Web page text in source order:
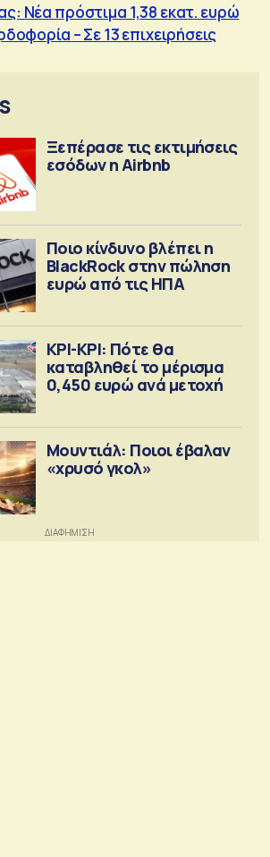
Νέα πρόστιμα 1,38 εκατ. ευρώ
– Σε 13 επιχειρήσεις
Ξεπέρασε τις εκτιμήσεις
εσόδων η Airbnb
Ποιο κίνδυνο βλέπει η
BlackRock στην πώληση
ευρώ από τις ΗΠΑ
ΚΡΙ-ΚΡΙ: Πότε θα
καταβληθεί το μέρισμα
0,450 ευρώ ανά μετοχή
Μουντιάλ: Ποιοι έβαλαν
«χρυσό γκολ»